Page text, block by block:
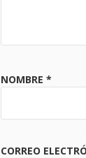
NOMBRE *
CORREO